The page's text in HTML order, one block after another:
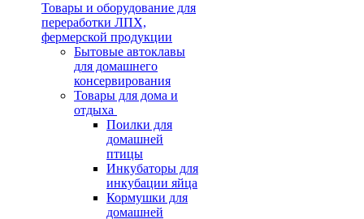
Товары и оборудование для
переработки ЛПХ,
фермерской продукции
Бытовые автоклавы
для домашнего
консервирования
Товары для дома и
отдыха
Поилки для
домашней
птицы
Инкубаторы для
инкубации яйца
Кормушки для
домашней